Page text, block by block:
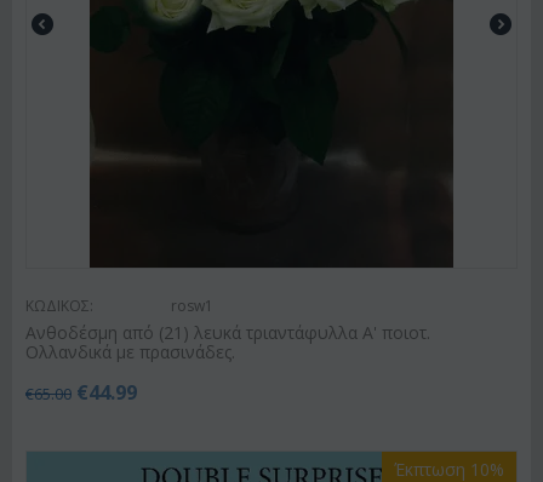
ΚΩΔΙΚΟΣ: rosw1
Ανθοδέσμη από (21) λευκά τριαντάφυλλα Α' ποιοτ.
Ολλανδικά με πρασινάδες.
€65.00 €44.99
Έκπτωση 10%